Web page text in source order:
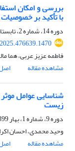
بررسی و امکان
با تأکید بر
دوره 14، شماره 2، تابستان 1404، صفحه
فاطمه عزیز عربی، هما
مشاهده مقاله
شناسایی عوامل
زیست
دوره 9، شماره 1، بهار 1399، صفحه
وحید محمدی، احسان
مشاهده مقاله